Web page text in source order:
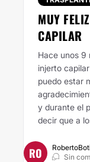
MUY
CAPILAR
Hace unos 9
injerto
puedo estar
y durante el
decir que a
RO
Sin